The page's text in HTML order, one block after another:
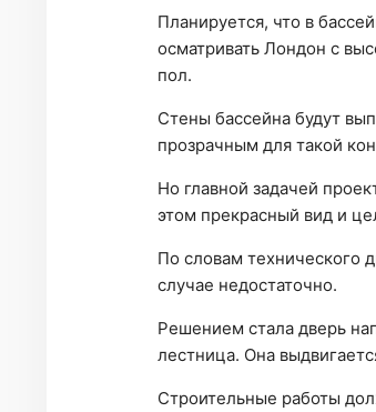
Планируется, что в
осматривать Лондон с
пол.
Стены бассейна будут
прозрачным для такой
Но главной задачей
этом прекрасный вид и
По словам технического
случае недостаточно.
Решением стала дверь
лестница. Она
Строительные работы